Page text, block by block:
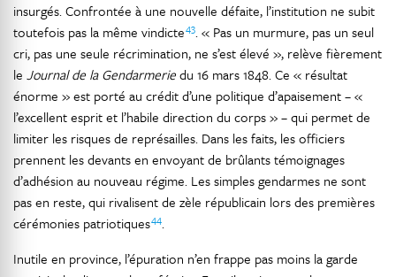
insurgés. Confrontée à une nouvelle défaite, l’institution ne subit
toutefois pas la même vindicte43. « Pas un murmure, pas un seul
cri, pas une seule récrimination, ne s’est élevé », relève fièrement
le Journal de la Gendarmeriedu 16 mars 1848. Ce « résultat
énorme » est porté au crédit d’une politique d’apaisement – «
l’excellent esprit et l’habile direction du corps » – qui permet de
limiter les risques de représailles. Dans les faits, les officiers
prennent les devants en envoyant de brûlants témoignages
d’adhésion au nouveau régime. Les simples gendarmes ne sont
pas en reste, qui rivalisent de zèle républicain lors des premières
cérémonies patriotiques44.
Inutile en province, l’épuration n’en frappe pas moins la garde